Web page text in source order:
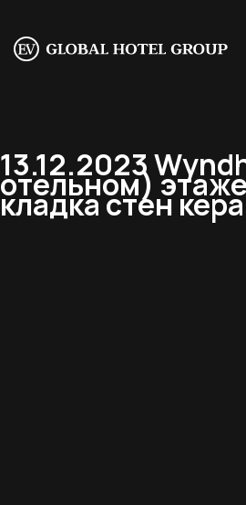
13.12.2023
отельном)
кладка стен